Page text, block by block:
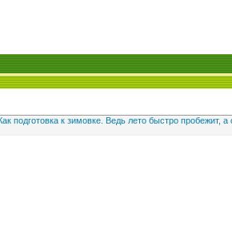
подготовка к зимовке. Ведь лето быстро пробежит,